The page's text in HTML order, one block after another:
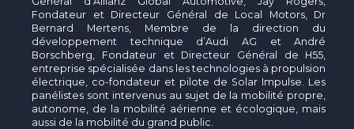
Fondateur et Directeur Général de Local Motors, Dr
Bernard Mertens, Membre de la direction du
développement technique d’Audi AG et André
Borschberg, Fondateur et Directeur Général de H55,
entreprise spécialisée dans les technologies à propulsion
électrique, co-fondateur et pilote de Solar Impulse. Les
panélistes sont intervenus au sujet de la mobilité propre,
autonome, de la mobilité aérienne et écologique, mais
aussi de la mobilité du grand public.